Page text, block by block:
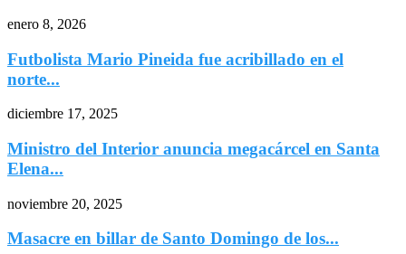
enero 8, 2026
Futbolista Mario Pineida fue acribillado en el
norte...
diciembre 17, 2025
Ministro del Interior anuncia megacárcel en Santa
Elena...
noviembre 20, 2025
Masacre en billar de Santo Domingo de los...